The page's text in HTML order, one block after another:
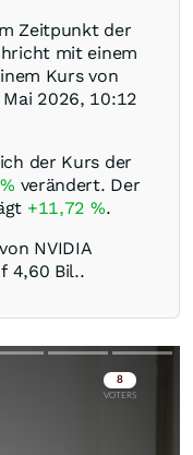
Zeitpunkt der
mit einem
Kurs von
2026, 10:12
der Kurs der
% verändert. Der
+11,72 %.
NVIDIA
4,60 Bil..